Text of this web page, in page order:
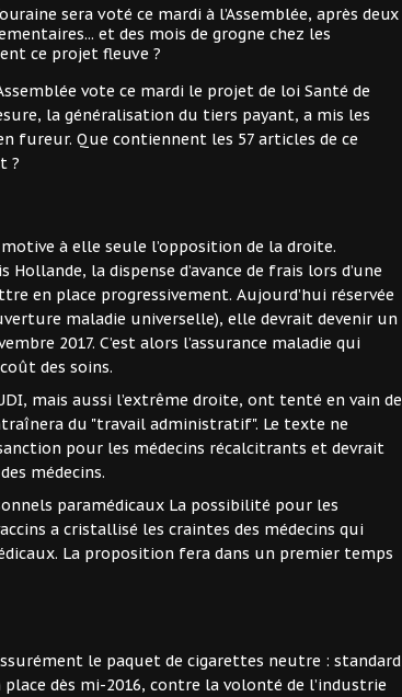
sera voté ce mardi à l’Assemblée, après deux
et des mois de grogne chez les
ce projet fleuve ?
vote ce mardi le projet de loi Santé de
la généralisation du tiers payant, a mis les
fureur. Que contiennent les 57 articles de ce
?
à elle seule l’opposition de la droite.
Hollande, la dispense d’avance de frais lors d’une
en place progressivement. Aujourd’hui réservée
maladie universelle), elle devrait devenir un
2017. C’est alors l’assurance maladie qui
des soins.
mais aussi l’extrême droite, ont tenté en vain de
du "travail administratif". Le texte ne
pour les médecins récalcitrants et devrait
médecins.
paramédicaux La possibilité pour les
a cristallisé les craintes des médecins qui
La proposition fera dans un premier temps
le paquet de cigarettes neutre : standard
dès mi-2016, contre la volonté de l’industrie